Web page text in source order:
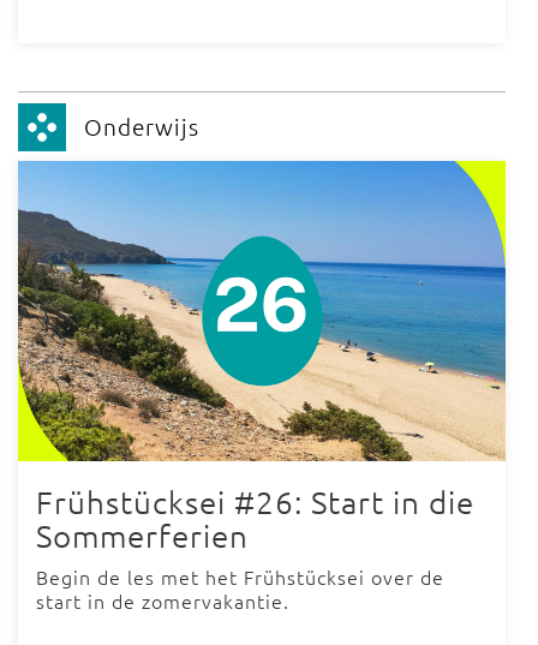
Onderwijs
Frühstücksei #26: Start in die
Sommerferien
Begin de les met het Frühstücksei over de
start in de zomervakantie.